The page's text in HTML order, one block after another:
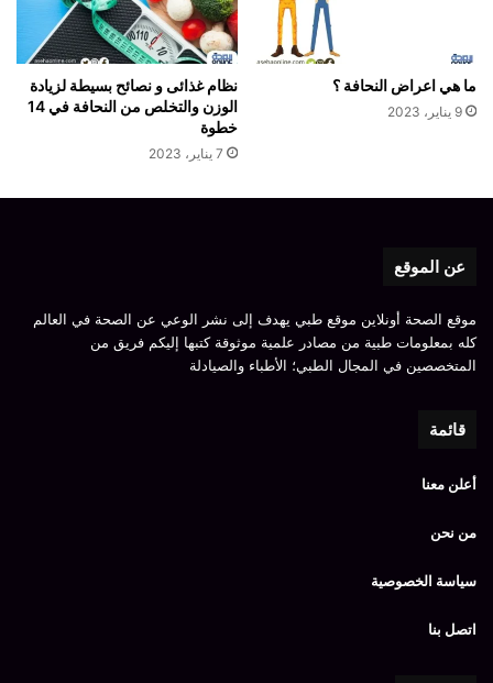
ما هي اعراض النحافة ؟
9 يناير، 2023
نظام غذائى و نصائح بسيطة لزيادة
الوزن والتخلص من النحافة في 14
خطوة
7 يناير، 2023
عن الموقع
موقع الصحة أونلاين موقع طبي يهدف إلى نشر الوعي عن الصحة في العالم
كله بمعلومات طبية من مصادر علمية موثوقة كتبها إليكم فريق من
المتخصصين في المجال الطبي؛ الأطباء والصيادلة
قائمة
أعلن معنا
من نحن
سياسة الخصوصية
اتصل بنا